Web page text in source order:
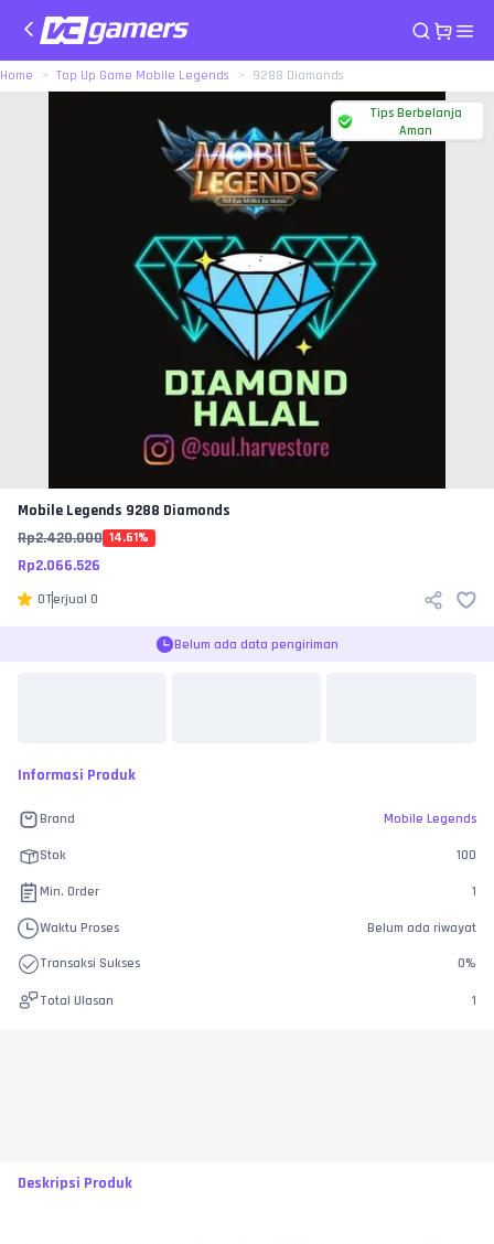
Home Top Up Game Mobile Legends 9288 Diamonds
Tips Berbelanja
Aman
Mobile Legends 9288 Diamonds
Rp2.420.000 14.61%
Rp2.066.526
0Terjual 0
Belum ada data pengiriman
Informasi Produk
Brand Mobile Legends
Stok 100
Min. Order 1
Waktu Proses Belum ada riwayat
Transaksi Sukses 0%
Total Ulasan 1
Deskripsi Produk